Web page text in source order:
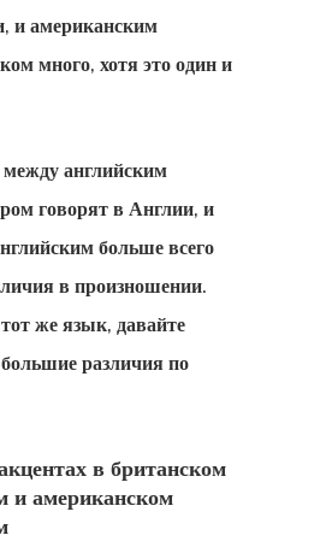
и американским
много, хотя это один и
между английским
говорят в Англии, и
больше всего
в произношении.
же язык, давайте
различия по
в британском
и американском